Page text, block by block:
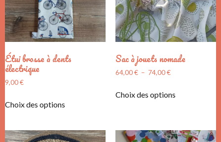
Étui brosse à dents
électrique
9,00€
Choix des options
Sac à jouets nomade
64,00€ – 74,00€
Choix des options